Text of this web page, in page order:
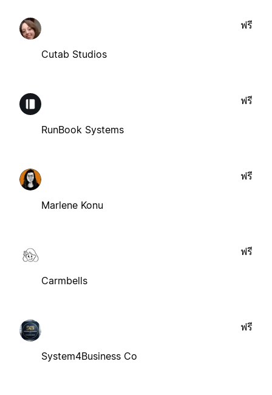
Cutab Studios
ฟรี
RunBook Systems
ฟรี
Marlene Konu
ฟรี
Carmbells
ฟรี
System4Business Co
ฟรี